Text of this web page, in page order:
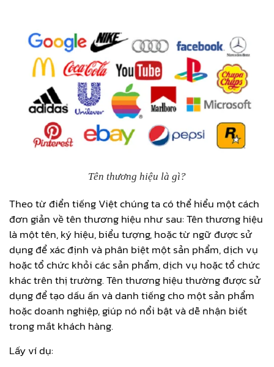
Tên thương hiệu là gì?
Theo từ điển tiếng Việt chúng ta có thể hiểu một cách
đơn giản về tên thương hiệu như sau: Tên thương hiệu
là một tên, ký hiệu, biểu tượng, hoặc từ ngữ được sử
dụng để xác định và phân biệt một sản phẩm, dịch vụ
hoặc tổ chức khỏi các sản phẩm, dịch vụ hoặc tổ chức
khác trên thị trường. Tên thương hiệu thường được sử
dụng để tạo dấu ấn và danh tiếng cho một sản phẩm
hoặc doanh nghiệp, giúp nó nổi bật và dễ nhận biết
trong mắt khách hàng.
Lấy ví dụ: